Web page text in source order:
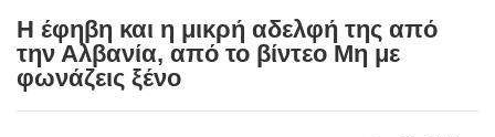
Η έφηβη και η μικρή αδελφή της από
την Αλβανία, από το βίντεο Μη με
φωνάζεις ξένο